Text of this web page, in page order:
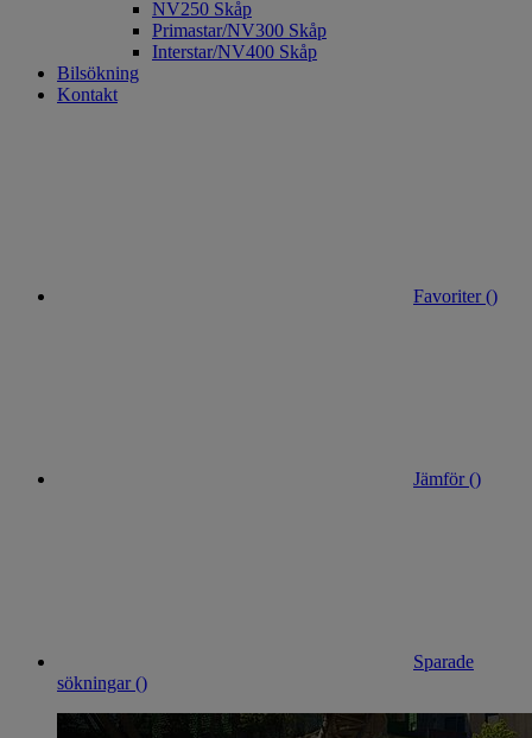
NV250 Skåp
Primastar/NV300 Skåp
Interstar/NV400 Skåp
Bilsökning
Kontakt
Favoriter ()
Jämför ()
Sparade
sökningar ()